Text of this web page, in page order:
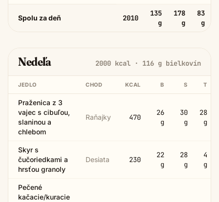
Spolu za deň 2010
135
g
178
g
83
g
Nedeľa 2000 kcal · 116 g bielkovín
JEDLO CHOD KCAL B S T
Praženica z 3
vajec s cibuľou,
slaninou a
chlebom
Raňajky 470
26
g
30
g
28
g
Skyr s
čučoriedkami a
hrsťou granoly
Desiata 230
22
g
28
g
4
g
Pečené
kačacie/kuracie